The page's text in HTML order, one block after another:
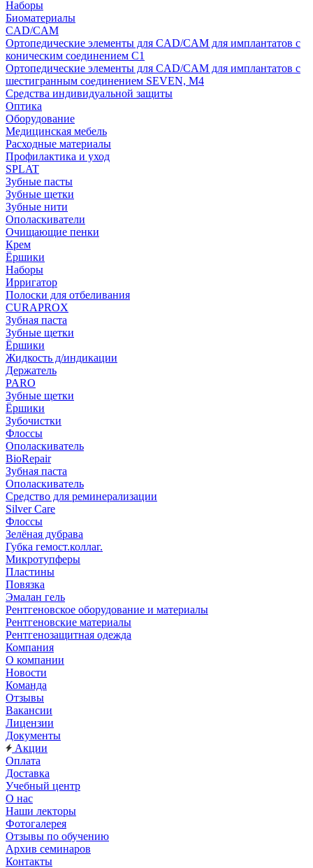
Наборы
Биоматериалы
CAD/CAM
Ортопедические элементы для CAD/CAM для имплантатов с
коническим соединением С1
Ортопедические элементы для CAD/CAM для имплантатов с
шестигранным соединением SEVEN, М4
Средства индивидуальной защиты
Оптика
Оборудование
Медицинская мебель
Расходные материалы
Профилактика и уход
SPLAT
Зубные пасты
Зубные щетки
Зубные нити
Ополаскиватели
Очищающие пенки
Крем
Ёршики
Наборы
Ирригатор
Полоски для отбеливания
CURAPROX
Зубная паста
Зубные щетки
Ёршики
Жидкость д/индикации
Держатель
PARO
Зубные щетки
Ёршики
Зубочистки
Флоссы
Ополаскиватель
BioRepair
Зубная паста
Ополаскиватель
Средство для реминерализации
Silver Care
Флоссы
Зелёная дубрава
Губка гемост.коллаг.
Микротупферы
Пластины
Повязка
Эмалан гель
Рентгеновское оборудование и материалы
Рентгеновские материалы
Рентгенозащитная одежда
Компания
О компании
Новости
Команда
Отзывы
Вакансии
Лицензии
Документы
Акции
Оплата
Доставка
Учебный центр
О нас
Наши лекторы
Фотогалерея
Отзывы по обучению
Архив семинаров
Контакты